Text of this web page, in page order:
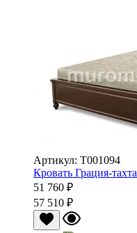
Артикул: Т001094
Кровать Грация-тахта
51 760 ₽
57 510 ₽